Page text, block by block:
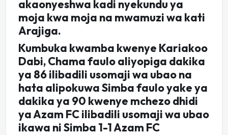
akaonyeshwa kadi nyekundu ya
moja kwa moja na mwamuzi wa kati
Arajiga.
Kumbuka kwamba kwenye Kariakoo
Dabi, Chama faulo aliyopiga dakika
ya 86 ilibadili usomaji wa ubao na
hata alipokuwa Simba faulo yake ya
dakika ya 90 kwenye mchezo dhidi
ya Azam FC ilibadili usomaji wa ubao
ikawa ni Simba 1-1 Azam FC